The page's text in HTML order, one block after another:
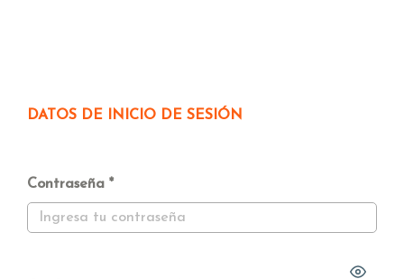
DATOS DE INICIO DE SESIÓN
Contraseña